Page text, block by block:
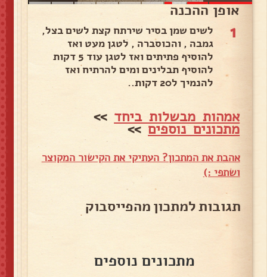
אופן ההכנה
1
לשים שמן בסיר שירתח קצת לשים בצל,
גמבה , והכוסברה , לטגן מעט ואז
להוסיף פתיתים ואז לטגן עוד 5 דקות
להוסיף תבלינים ומים להרתיח ואז
להנמיך ל20 דקות..
אמהות מבשלות ביחד >>
מתכונים נוספים>>
אהבת את המתכון? העתיקי את הקישור המקוצר
ושתפי :)
תגובות למתכון מהפייסבוק
מתכונים נוספים